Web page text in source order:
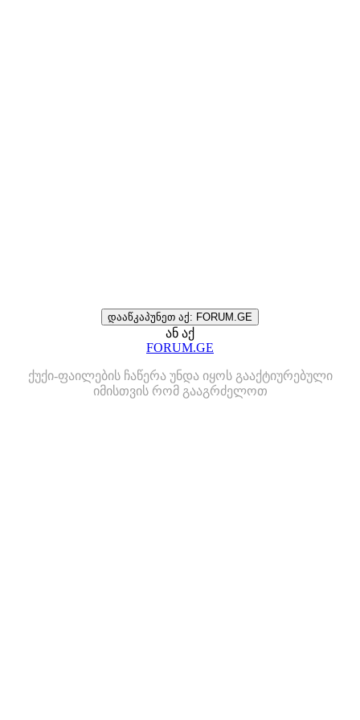
დააწკაპუნეთ აქ: FORUM.GE
ან აქ
FORUM.GE
ქუქი-ფაილების ჩაწერა უნდა იყოს გააქტიურებული
იმისთვის რომ გააგრძელოთ